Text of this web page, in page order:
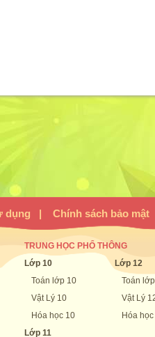
dụng | Chính sách bảo mật
TRUNG HỌC PHỔ THÔNG
Lớp 10
Toán lớp 10
Vật Lý 10
Hóa học 10
Lớp 11
Lớp 12
Toán
Vật Lý
Hóa học